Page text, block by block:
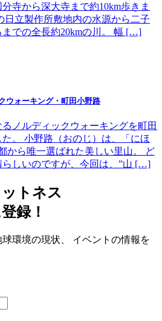
寺から深大寺まで約10km歩きま
日立製作所敷地内の水源から二子
での全長約20kmの川。 幅 […]
ウォーキング・町田小野路
ノルディックウォーキングを町田
。 小野路（おのじ）は、「にほ
から唯一選ばれた美しい里山。 ど
しいのですが、今回は、”山 […]
トネス
録！
環境の現状、 イベントの情報を